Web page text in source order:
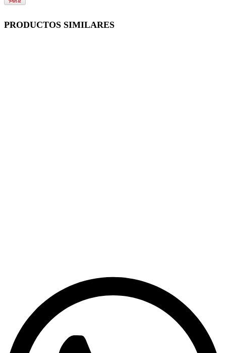
PRODUCTOS SIMILARES